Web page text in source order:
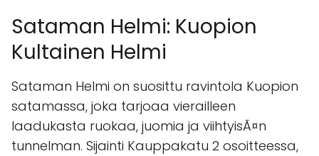
Sataman Helmi: Kuopion
Kultainen Helmi
Sataman Helmi on suosittu ravintola Kuopion
satamassa, joka tarjoaa vierailleen
laadukasta ruokaa, juomia ja viihtyisÃ¤n
tunnelman. Sijainti Kauppakatu 2 osoitteessa,